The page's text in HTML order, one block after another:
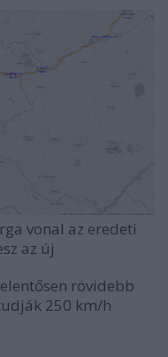
vonal az eredeti
az új
rövidebb
250 km/h